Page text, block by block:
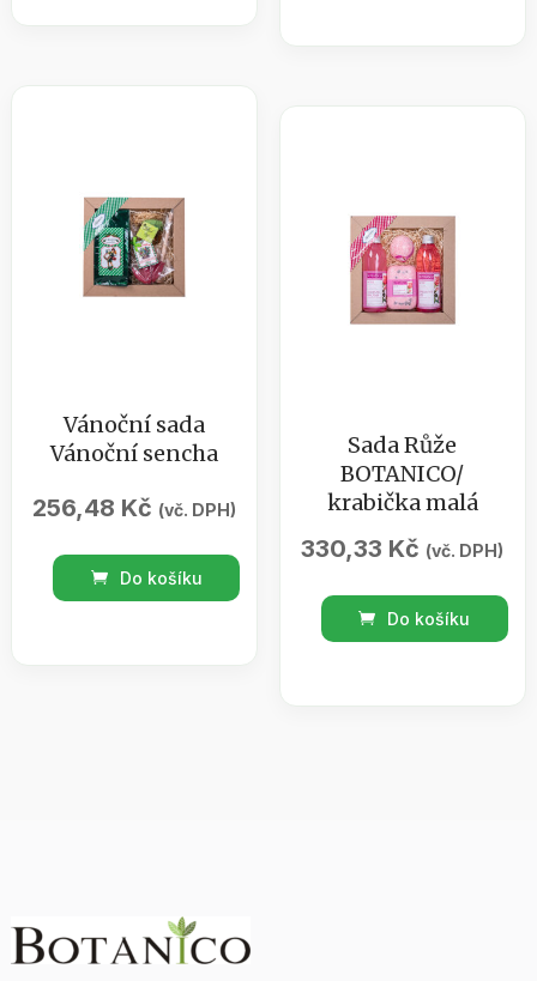
Vánoční sada
Vánoční sencha
256,48 Kč (vč. DPH)
Vánoční
sada
Do košíku
Sada Růže
BOTANICO/
krabička malá
330,33 Kč (vč. DPH)
Sada
Růže
Do košíku